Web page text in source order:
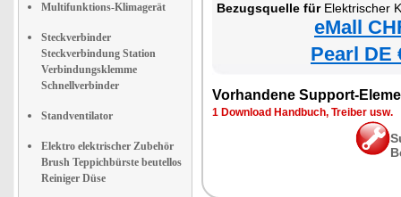
Multifunktions-Klimagerät
Steckverbinder
Steckverbindung Station
Verbindungsklemme
Schnellverbinder
Standventilator
Elektro elektrischer Zubehör
Brush Teppichbürste beutellos
Reiniger Düse
Bezugsquelle fürElektrischer
eMall
Pearl DE
Vorhandene Support-
1 Download Handbuch, Treiber usw.